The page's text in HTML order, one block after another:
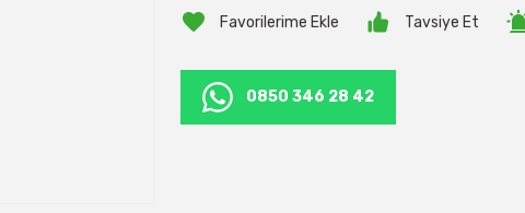
Tavsiye Et
0850 346 28 42